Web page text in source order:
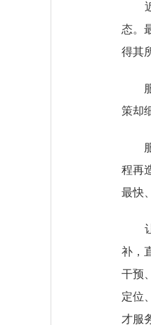
近
态。
得其
服
策却
服
程再
最快
让
补，
干预
定位
才服